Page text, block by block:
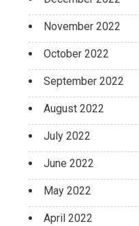
November 2022
October 2022
September 2022
August 2022
July 2022
June 2022
May 2022
April 2022